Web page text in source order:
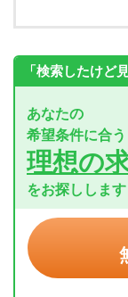
「検索したけど
あなたの
希望条件に合う
理想の
をお探しします